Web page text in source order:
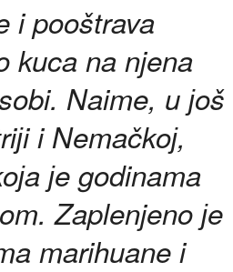
i pooštrava
kuca na njena
Naime, u јoš
i Nemačkoј,
јe godinama
Zaplenjeno јe
marihuane i